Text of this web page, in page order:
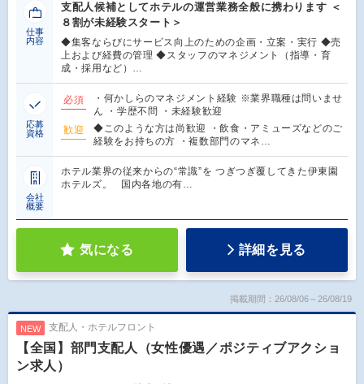
仕事
内容
支配人候補としてホテルの運営業務全般に携わります ＜
８割が未経験スタート＞
◆集客ならびにサービス向上のための企画・立案・実行 ◆売
上および経費の管理 ◆スタッフのマネジメント（指導・育
成・採用など）…
応募
資格
必須
・何かしらのマネジメント経験 ※業界職種は問いませ
ん ・学歴不問 ・未経験歓迎
歓迎
◆このような方は尚歓迎 ・飲食・アミューズなどのご
経験をお持ちの方 ・複数部門のマネ…
会社
概要
ホテル業界の従来からの“常識”を つぎつぎ覆してきた伊東園
ホテルズ。 国内各地の有…
気になる 詳細を見る
掲載期間：26/08/06～26/08/19
NEW 支配人・ホテルフロント
【全国】部門支配人（女性優遇／ポジティブアクショ
ン求人）